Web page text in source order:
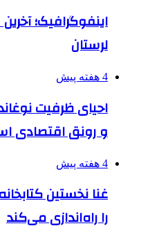
اینفوگرافیک؛
لرستان
4 هفته پیش
احیای ظرفیت
و رونق اقتصادی
4 هفته پیش
غنا نخستین
را راه‌اندازی می‌کند